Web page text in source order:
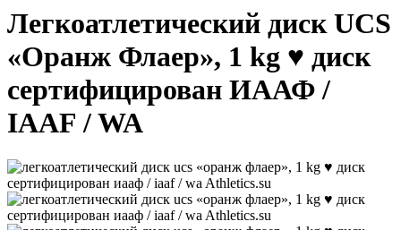
Легкоатлетический диск UCS
«Оранж Флаер», 1 kg ♥ диск
сертифицирован ИААФ /
IAAF / WA